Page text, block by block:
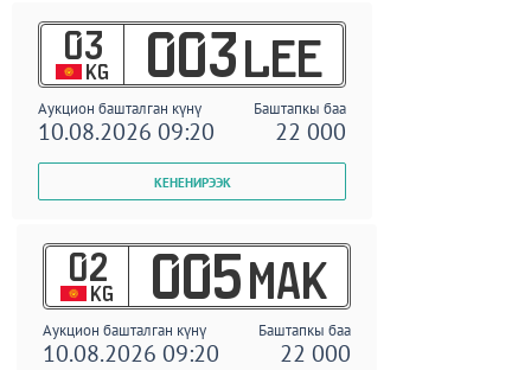
03
KG 003 LEE
Аукцион башталган күнү Баштапкы баа
10.08.2026 09:20 22 000
02
KG 005 MAK
Аукцион башталган күнү Баштапкы баа
10.08.2026 09:20 22 000